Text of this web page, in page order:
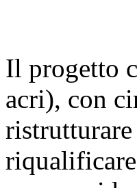
Il progetto
acri), con